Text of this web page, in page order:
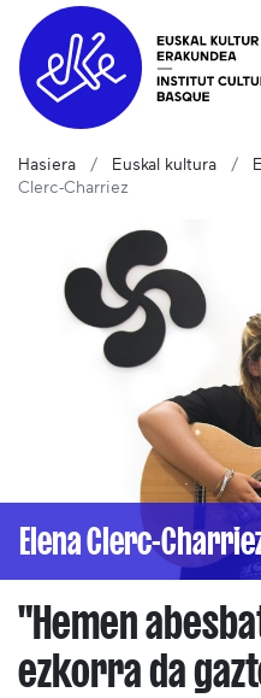
Hasiera Euskal kultura
Clerc-Charriez
Elena Clerc-
"Hemen
ezkorra da